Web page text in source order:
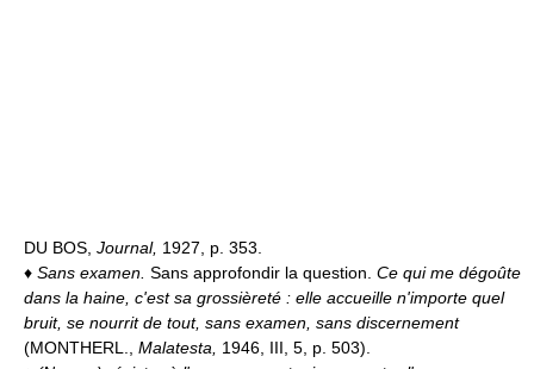
DU BOS, Journal, 1927, p. 353.
♦ Sans examen. Sans approfondir la question. Ce qui me dégoûte
dans la haine, c'est sa grossièreté : elle accueille n'importe quel
bruit, se nourrit de tout, sans examen, sans discernement
(MONTHERL., Malatesta, 1946, III, 5, p. 503).